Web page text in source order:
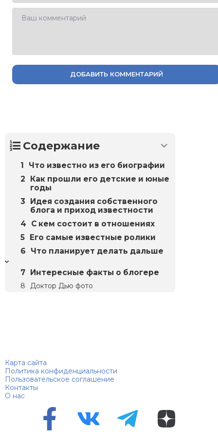
ДОБАВИТЬ КОММЕНТАРИЙ
Содержание
Что известно из его биографии
Как прошли его детские и юные
годы
Идея создания собственного
блога и приход известности
С кем состоит в отношениях
Его самые известные ролики
Что планирует делать дальше
Интересные факты о блогере
Доктор Дью фото
Карта сайта
Политика конфиденциальности
Пользовательское соглашение
Контакты
О нас